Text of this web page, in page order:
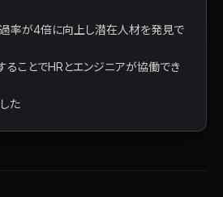
率が4倍に向上し潜在人材を発見で
ることでHRとエンジニアが協働でき
た